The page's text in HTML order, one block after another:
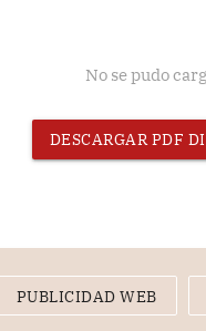
No se pudo
DESCARGAR PDF
PUBLICIDAD WEB